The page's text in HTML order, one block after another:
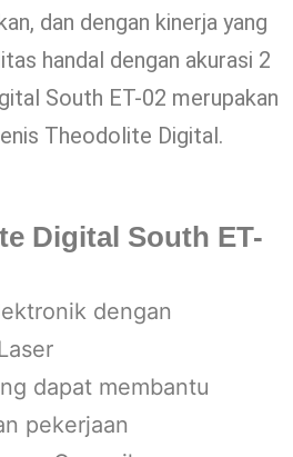
dan dengan kinerja yang
handal dengan akurasi 2
South ET-02 merupakan
Theodolite Digital.
Digital South ET-
dengan
dapat membantu
pekerjaan